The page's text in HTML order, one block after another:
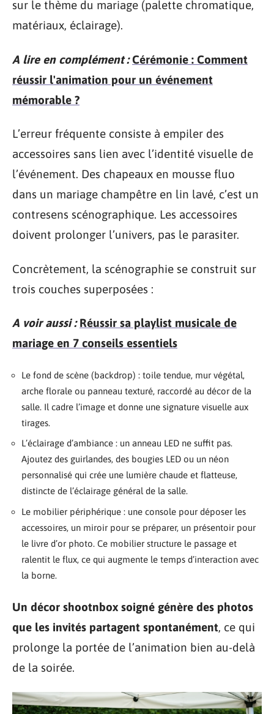
sur le thème du mariage (palette chromatique,
matériaux, éclairage).
A lire en complément : Cérémonie : Comment
réussir l'animation pour un événement
mémorable ?
L’erreur fréquente consiste à empiler des
accessoires sans lien avec l’identité visuelle de
l’événement. Des chapeaux en mousse fluo
dans un mariage champêtre en lin lavé, c’est un
contresens scénographique. Les accessoires
doivent prolonger l’univers, pas le parasiter.
Concrètement, la scénographie se construit sur
trois couches superposées :
A voir aussi : Réussir sa playlist musicale de
mariage en 7 conseils essentiels
Le fond de scène (backdrop) : toile tendue, mur végétal,
arche florale ou panneau texturé, raccordé au décor de la
salle. Il cadre l’image et donne une signature visuelle aux
tirages.
L’éclairage d’ambiance : un anneau LED ne suffit pas.
Ajoutez des guirlandes, des bougies LED ou un néon
personnalisé qui crée une lumière chaude et flatteuse,
distincte de l’éclairage général de la salle.
Le mobilier périphérique : une console pour déposer les
accessoires, un miroir pour se préparer, un présentoir pour
le livre d’or photo. Ce mobilier structure le passage et
ralentit le flux, ce qui augmente le temps d’interaction avec
la borne.
Un décor shootnbox soigné génère des photos
que les invités partagent spontanément, ce qui
prolonge la portée de l’animation bien au-delà
de la soirée.